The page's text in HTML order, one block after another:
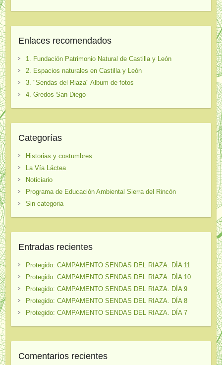
Enlaces recomendados
1. Fundación Patrimonio Natural de Castilla y León
2. Espacios naturales en Castilla y León
3. "Sendas del Riaza" Album de fotos
4. Gredos San Diego
Categorías
Historias y costumbres
La Vía Láctea
Noticiario
Programa de Educación Ambiental Sierra del Rincón
Sin categoria
Entradas recientes
Protegido: CAMPAMENTO SENDAS DEL RIAZA. DÍA 11
Protegido: CAMPAMENTO SENDAS DEL RIAZA. DÍA 10
Protegido: CAMPAMENTO SENDAS DEL RIAZA. DÍA 9
Protegido: CAMPAMENTO SENDAS DEL RIAZA. DÍA 8
Protegido: CAMPAMENTO SENDAS DEL RIAZA. DÍA 7
Comentarios recientes